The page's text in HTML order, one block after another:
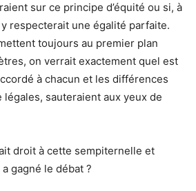
sur ce principe d’équité ou si, à
respecterait une égalité parfaite.
toujours au premier plan
on verrait exactement quel est
à chacun et les différences
sauteraient aux yeux de
droit à cette sempiternelle et
gagné le débat ?